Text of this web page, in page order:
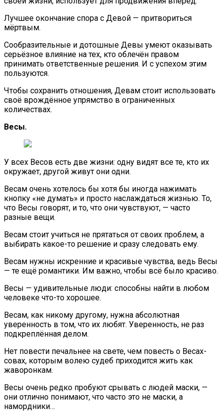
Лучшее окончание спора с Девой — притвориться
мёртвым.
Сообразительные и дотошные Девы умеют оказывать
серьёзное влияние на тех, кто облечён правом
принимать ответственные решения. И с успехом этим
пользуются.
Чтобы сохранить отношения, Девам стоит использовать
своё врождённое упрямство в ограниченных
количествах.
Весы.
У всех Весов есть две жизни: одну видят все те, кто их
окружает, другой живут они одни.
Весам очень хотелось бы хотя бы иногда нажимать
кнопку «не думать» и просто наслаждаться жизнью. То,
что Весы говорят, и то, что они чувствуют, — часто
разные вещи.
Весам стоит учиться не прятаться от своих проблем, а
выбирать какое-то решение и сразу следовать ему.
Весам нужны искренние и красивые чувства, ведь Весы
— те ещё романтики. Им важно, чтобы всё было красиво.
Весы — удивительные люди: способны найти в любом
человеке что-то хорошее.
Весам, как никому другому, нужна абсолютная
уверенность в том, что их любят. Уверенность, не раз
подкреплённая делом.
Нет повести печальнее на свете, чем повесть о Весах-
совах, которым волею судеб приходится жить как
жаворонкам.
Весы очень редко пробуют срывать с людей маски, —
они отлично понимают, что часто это не маски, а
намордники…